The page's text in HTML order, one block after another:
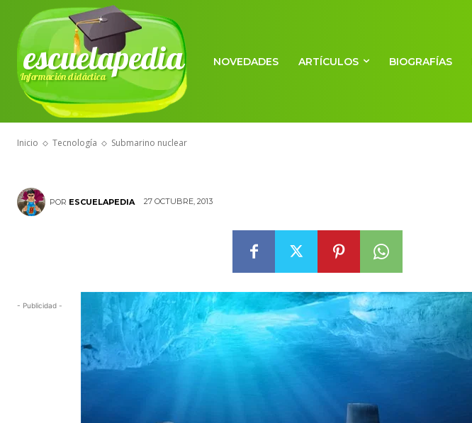
escuelapedia
Información didáctica
NOVEDADES ARTÍCULOS BIOGRAFÍAS
Inicio Tecnología Submarino nuclear
TECNOLOGÍA
Submarino nuclear
POR ESCUELAPEDIA 27 OCTUBRE, 2013
- Publicidad -